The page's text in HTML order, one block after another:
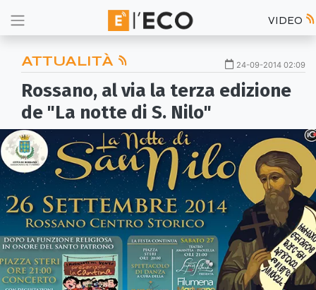
VIDEO
ATTUALITÀ 24-09-2014 02:09
Rossano, al via la terza edizione
de "La notte di S. Nilo"